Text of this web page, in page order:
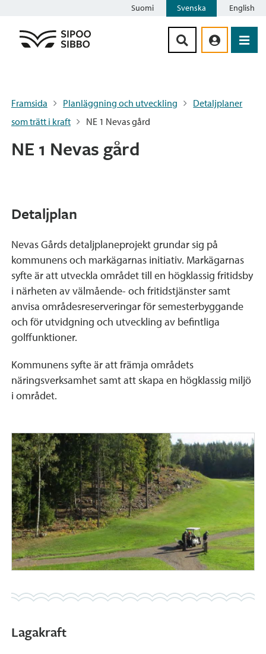
Suomi Svenska English
Framsida Planläggning och utveckling
Detaljplaner
som trätt i kraft
NE 1 Nevas gård
NE 1 Nevas gård
Detaljplan
Nevas Gårds detaljplaneprojekt grundar sig på
kommu­nens och markägarnas initiativ. Markägarnas
syfte är att utveckla området till en högklassig fritidsby
i närheten av välmående- och fritidstjänster samt
anvisa områdesreser­veringar för semesterbyggande
och för utvidgning och ut­veckling av befintliga
golffunktioner.
Kommunens syfte är att främja områdets
näringsverksam­het samt att skapa en högklassig miljö
i området.
Lagakraft